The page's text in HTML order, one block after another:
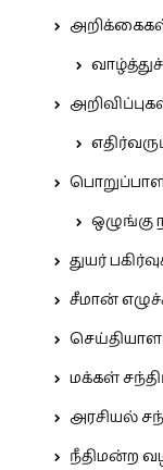
ஒழுங்கு
துயர்
சீமான்
மக்கள்
அரசியல்
நீதிமன்ற